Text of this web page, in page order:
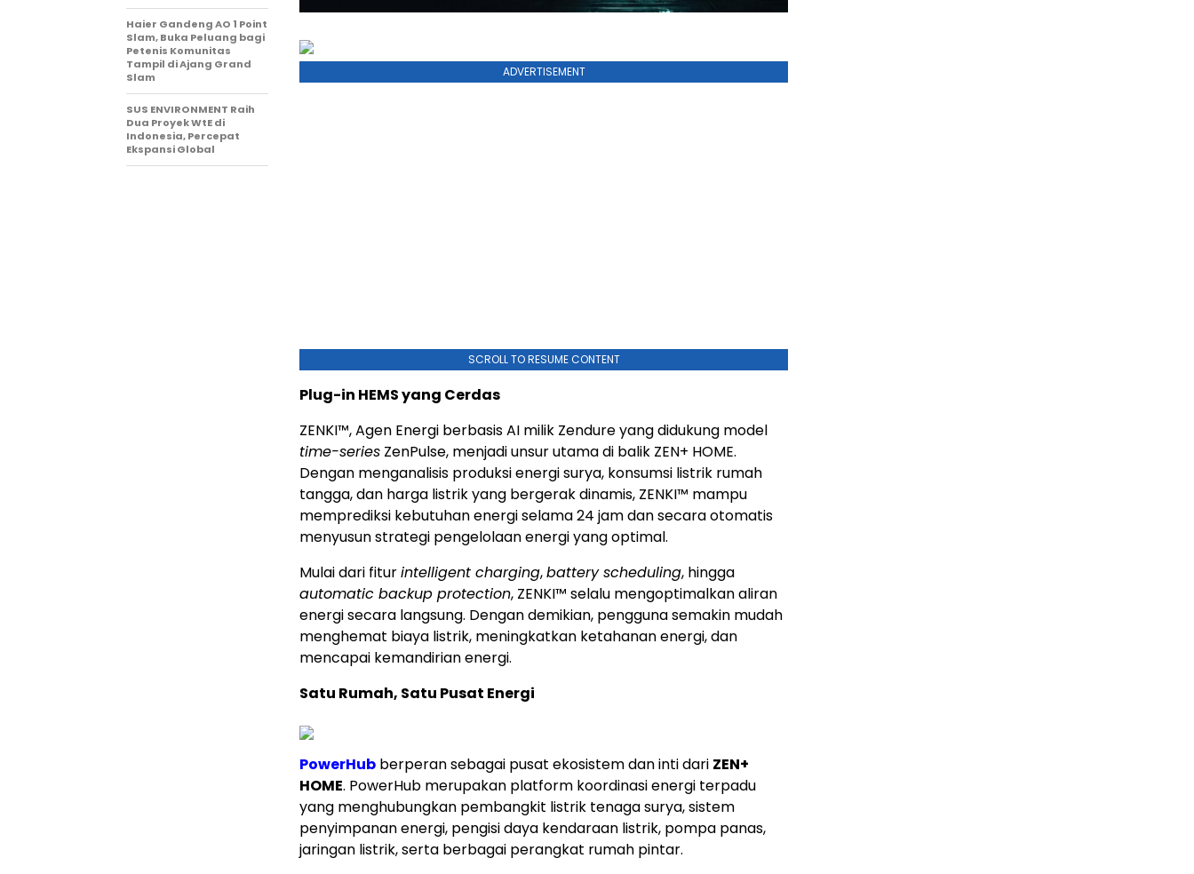
ADVERTISEMENT
SCROLL TO RESUME CONTENT
Plug-in HEMS yang Cerdas
ZENKI™, Agen Energi berbasis AI milik Zendure yang didukung model
time-series ZenPulse, menjadi unsur utama di balik ZEN+ HOME.
Dengan menganalisis produksi energi surya, konsumsi listrik rumah
tangga, dan harga listrik yang bergerak dinamis, ZENKI™ mampu
memprediksi kebutuhan energi selama 24 jam dan secara otomatis
menyusun strategi pengelolaan energi yang optimal.
Mulai dari fiturintelligent charging,battery scheduling, hingga
automatic backup protection, ZENKI™ selalu mengoptimalkan aliran
energi secara langsung. Dengan demikian, pengguna semakin mudah
menghemat biaya listrik, meningkatkan ketahanan energi, dan
mencapai kemandirian energi.
Satu Rumah, Satu Pusat Energi
PowerHub berperan sebagai pusat ekosistem dan inti dari ZEN+
HOME. PowerHub merupakan platform koordinasi energi terpadu
yang menghubungkan pembangkit listrik tenaga surya, sistem
penyimpanan energi, pengisi daya kendaraan listrik, pompa panas,
jaringan listrik, serta berbagai perangkat rumah pintar.
Haier Gandeng AO 1 Point
Slam, Buka Peluang bagi
Petenis Komunitas
Tampil di Ajang Grand
Slam
SUS ENVIRONMENT Raih
Dua Proyek WtE di
Indonesia, Percepat
Ekspansi Global